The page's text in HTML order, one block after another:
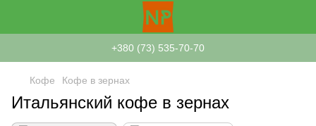
+380 (73) 535-70-70
Кофе Кофе в зернах
Итальянский кофе в зернах